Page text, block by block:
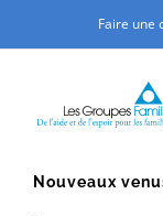
to
Faire une
Nouveaux